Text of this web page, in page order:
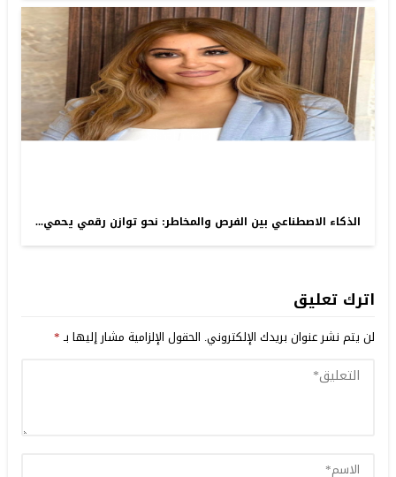
الذكاء الاصطناعي بين الفرص والمخاطر: نحو توازن رقمي يحمي...
اترك تعليق
لن يتم نشر عنوان بريدك الإلكتروني. الحقول الإلزامية مشار إليها بـ*